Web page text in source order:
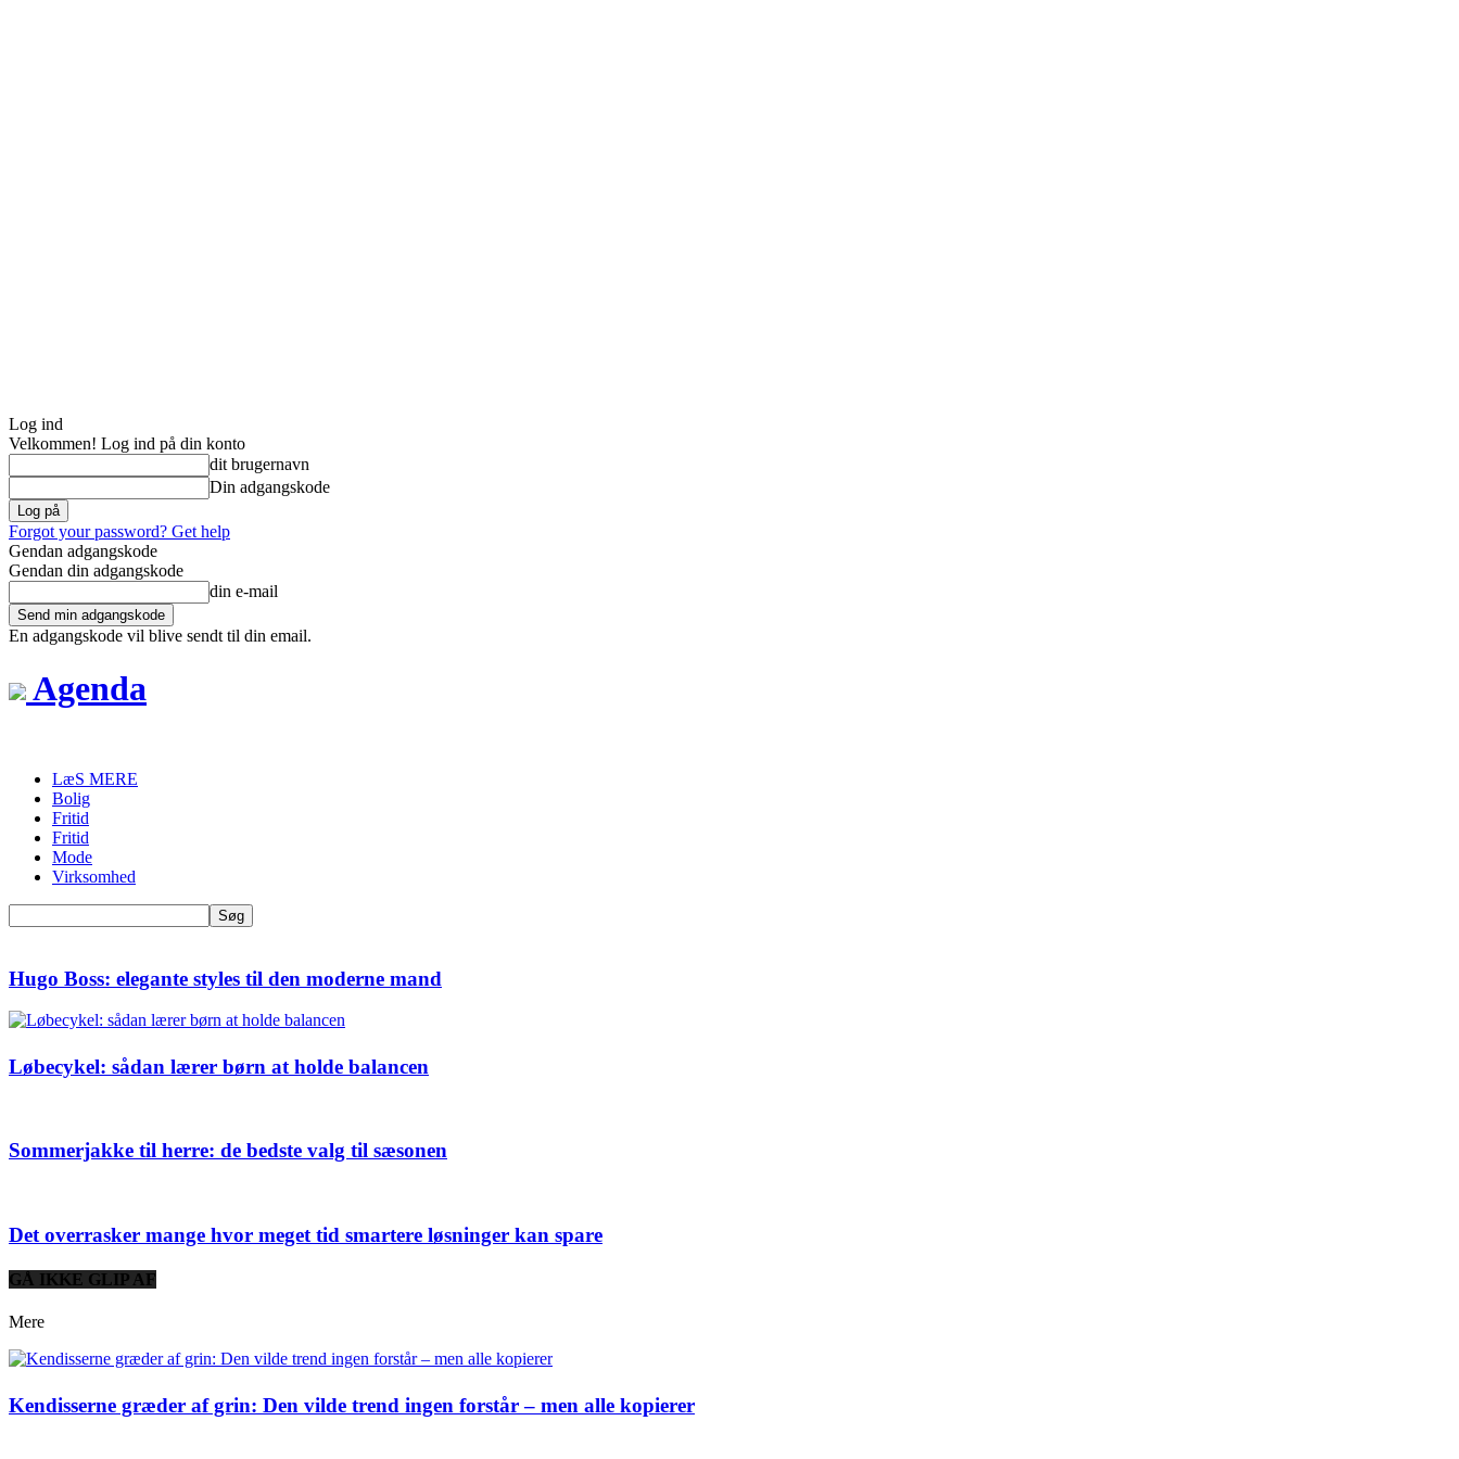
Log ind
Velkommen! Log ind på din konto
dit brugernavn
Din adgangskode
Forgot your password? Get help
Gendan adgangskode
Gendan din adgangskode
din e-mail
En adgangskode vil blive sendt til din email.
Agenda
LæS MERE
Bolig
Fritid
Fritid
Mode
Virksomhed
Hugo Boss: elegante styles til den moderne mand
Løbecykel: sådan lærer børn at holde balancen
Sommerjakke til herre: de bedste valg til sæsonen
Det overrasker mange hvor meget tid smartere løsninger kan spare
GÅ IKKE GLIP AF
Mere
Kendisserne græder af grin: Den vilde trend ingen forstår – men alle kopierer